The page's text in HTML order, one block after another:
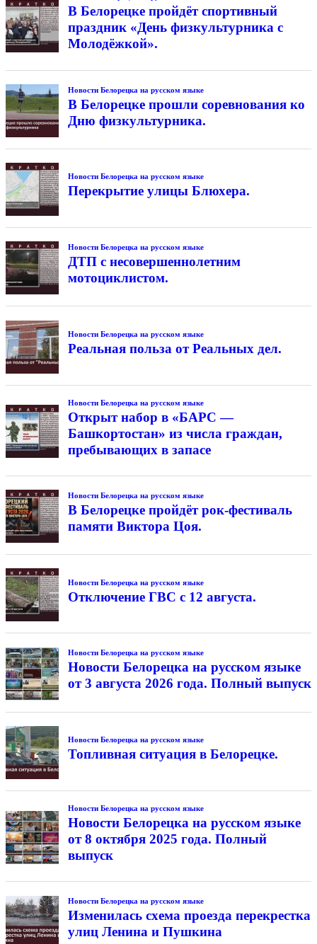
В Белорецке пройдёт спортивный
праздник «День физкультурника с
Молодёжкой».
Новости Белорецка на русском языке
В Белорецке прошли соревнования ко
Дню физкультурника.
Новости Белорецка на русском языке
Перекрытие улицы Блюхера.
Новости Белорецка на русском языке
ДТП с несовершеннолетним
мотоциклистом.
Новости Белорецка на русском языке
Реальная польза от Реальных дел.
Новости Белорецка на русском языке
Открыт набор в «БАРС —
Башкортостан» из числа граждан,
пребывающих в запасе
Новости Белорецка на русском языке
В Белорецке пройдёт рок-фестиваль
памяти Виктора Цоя.
Новости Белорецка на русском языке
Отключение ГВС с 12 августа.
Новости Белорецка на русском языке
Новости Белорецка на русском языке
от 3 августа 2026 года. Полный выпуск
Новости Белорецка на русском языке
Топливная ситуация в Белорецке.
Новости Белорецка на русском языке
Новости Белорецка на русском языке
от 8 октября 2025 года. Полный
выпуск
Новости Белорецка на русском языке
Изменилась схема проезда перекрестка
улиц Ленина и Пушкина